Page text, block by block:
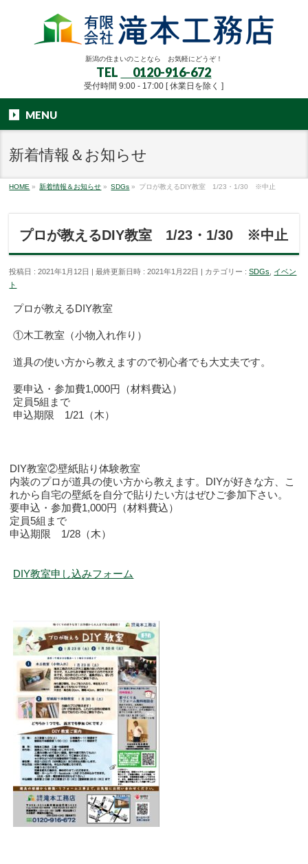
新潟の住まいのことなら お気軽にどうぞ！
TEL 0120-916-672
受付時間 9:00 - 17:00 [ 休業日を除く ]
MENU
新着情報＆お知らせ
HOME » 新着情報＆お知らせ » SDGs » プロが教えるDIY教室 1/23・1/30 ※中止
プロが教えるDIY教室 1/23・1/30 ※中止
投稿日 : 2021年1月12日 最終更新日時 : 2021年1月22日 カテゴリー :SDGs
イベン
ト
プロが教えるDIY教室
①木工教室（小物入れ作り）
道具の使い方から教えますので初心者でも大丈夫です。
要申込・参加費1,000円（材料費込）
定員5組まで
申込期限 1/21（木）
DIY教室②壁紙貼り体験教室
内装のプロが道具の使い方から教えます。DIYが好きな方、こ
れから自宅の壁紙を自分で貼りたい方はぜひご参加下さい。
要申込・参加費1,000円（材料費込）
定員5組まで
申込期限 1/28（木）
DIY教室申し込みフォーム